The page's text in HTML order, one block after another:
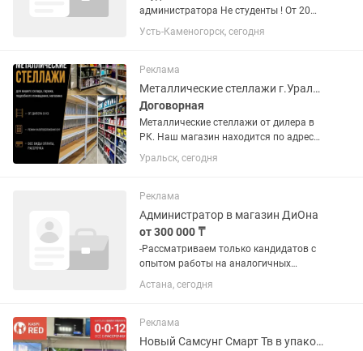
администратора Не студенты ! От 20
лет Что мы предлагаем: -Стабильный
доход -сменный график с 8.00 до 20.00 -
на услуги...
Усть-Каменогорск, сегодня
Реклама
Металлические стеллажи г.Уральск
Договорная
Металлические стеллажи от дилера в
РК. Наш магазин находится по адресу:
г.Уральск, ул.Курмангалиева 15/1. Всё
виды оплаты, рассрочка.
Уральск, сегодня
Реклама
Администратор в магазин ДиОна
от 300 000 ₸
-Рассматриваем только кандидатов с
опытом работы на аналогичных
позициях - Скидывайте полное резюме
в ответ на вакансию - Без резюме не
следующим адресам: Бейбитшилик
36,...
Астана, сегодня
Реклама
Новый Самсунг Смарт Тв в упаковке с интернетом отау тв